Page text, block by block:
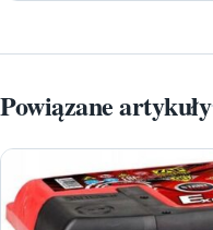
Powiązane artykuły